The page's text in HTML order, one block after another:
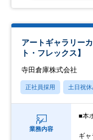
アートギャラリー
ト・フレックス】
寺田倉庫株式会社
正社員採用 土日祝
業務内容
■本
ギ